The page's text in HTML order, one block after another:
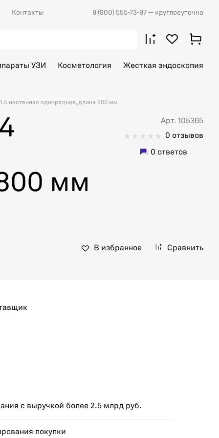
Контакты 8 (800) 555-73-87 — круглосуточно
УЗИ Косметология Жесткая эндоскопия
настенная однорядная, длина 800 мм
мм
Арт. 105365
0 отзывов
0 ответов
В избранное Сравнить
с выручкой более 2.5 млрд руб.
покупки